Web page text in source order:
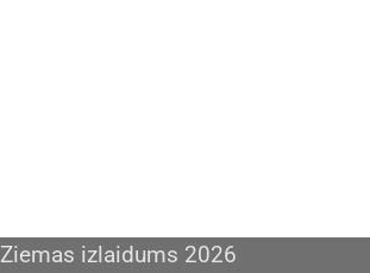
Ziemas izlaidums 2026